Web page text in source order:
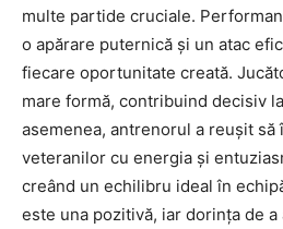
multe partide cruciale.
o apărare puternică și un atac
fiecare oportunitate creată.
mare formă, contribuind decisiv
asemenea, antrenorul a reușit
veteranilor cu energia și
creând un echilibru ideal în
este una pozitivă, iar dorința de